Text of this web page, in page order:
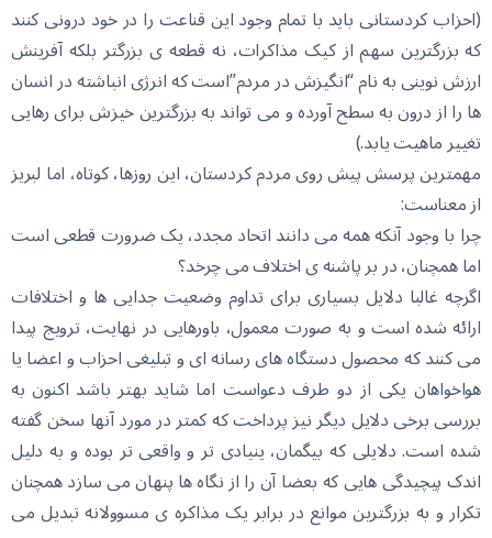
(احزاب کردستانی باید با تمام وجود این قناعت را در خود درونی کنند
که بزرگترین سهم از کیک مذاکرات، نه قطعه ی بزرگتر بلکه آفرینش
ارزش نوینی به نام “انگیزش در مردم”است که انرژی انباشته در انسان
ها را از درون به سطح آورده و می تواند به بزرگترین خیزش برای رهایی
تغییر ماهیت یابد.)
مهمترین پرسش پیش روی مردم کردستان، این روزها، کوتاه، اما لبریز
از معناست:
چرا با وجود آنکه همه می دانند اتحاد مجدد، یک ضرورت قطعی است
اما همچنان، در بر پاشنه ی اختلاف می چرخد؟
اگرچه غالبا دلایل بسیاری برای تداوم وضعیت جدایی ها و اختلافات
ارائه شده است و به صورت معمول، باورهایی در نهایت، ترویج پیدا
می کنند که محصول دستگاه های رسانه ای و تبلیغی احزاب و اعضا یا
هواخواهان یکی از دو طرف دعواست اما شاید بهتر باشد اکنون به
بررسی برخی دلایل دیگر نیز پرداخت که کمتر در مورد آنها سخن گفته
شده است. دلایلی که بیگمان، ینیادی تر و واقعی تر بوده و به دلیل
اندک پیچیدگی هایی که بعضا آن را از نگاه ها پنهان می سازد همچنان
تکرار و به بزرگترین موانع در برابر یک مذاکره ی مسوولانه تبدیل می